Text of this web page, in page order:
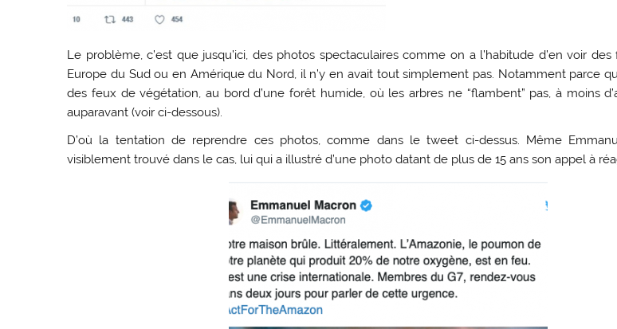
Le problème, c’est que jusqu’ici, des photos spectaculaires comme on a l’habitude d’en voir
Europe du Sud ou en Amérique du Nord, il n’y en avait tout simplement pas. Notamment parce
des feux de végétation, au bord d’une forêt humide, où les arbres ne “flambent” pas, à moins
auparavant (voir ci-dessous).
D’où la tentation de reprendre ces photos, comme dans le tweet ci-dessus. Même
visiblement trouvé dans le cas, lui qui a illustré d’une photo datant de plus de 15 ans son appel à